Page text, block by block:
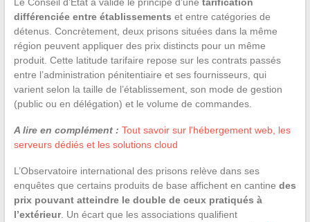
différenciée entre établissements et entre catégories de
détenus. Concrètement, deux prisons situées dans la même
région peuvent appliquer des prix distincts pour un même
produit. Cette latitude tarifaire repose sur les contrats passés
entre l’administration pénitentiaire et ses fournisseurs, qui
varient selon la taille de l’établissement, son mode de gestion
(public ou en délégation) et le volume de commandes.
A lire en complément : Tout savoir sur l'hébergement web, les
serveurs dédiés et les solutions cloud
L’Observatoire international des prisons relève dans ses
enquêtes que certains produits de base affichent en cantine des
prix pouvant atteindre le double de ceux pratiqués à
l’extérieur. Un écart que les associations qualifient